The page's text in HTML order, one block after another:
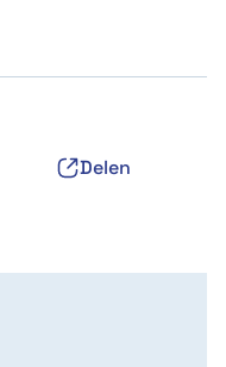
Delen